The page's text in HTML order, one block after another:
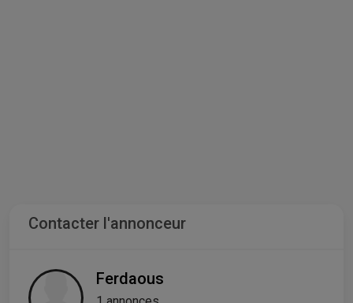
Contacter l'annonceur
Ferdaous